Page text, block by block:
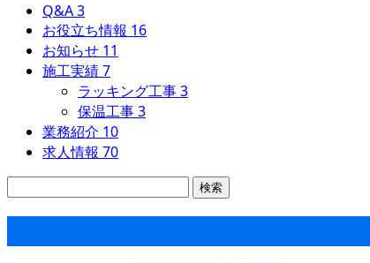
Q&A3
お役立ち情報 16
お知らせ 11
施工実績7
ラッキング工事3
保温工事3
業務紹介 10
求人情報 70